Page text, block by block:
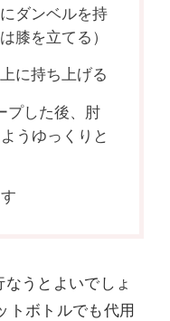
ダンベルを持
膝を立てる）
に持ち上げる
プした後、肘
うゆっくりと
うとよいでしょ
トボトルでも代用